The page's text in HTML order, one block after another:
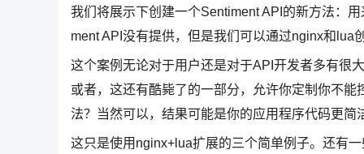
我们将展示下创建一个Sentiment API的新方法：
ment API没有提供，但是我们可以通过nginx和lua
这个案例无论对于用户还是对于API开发者多有很
或者，这还有酷毙了的一部分，允许你定制你不
法？当然可以，结果可能是你的应用程序代码更简
这只是使用nginx+lua扩展的三个简单例子。还有